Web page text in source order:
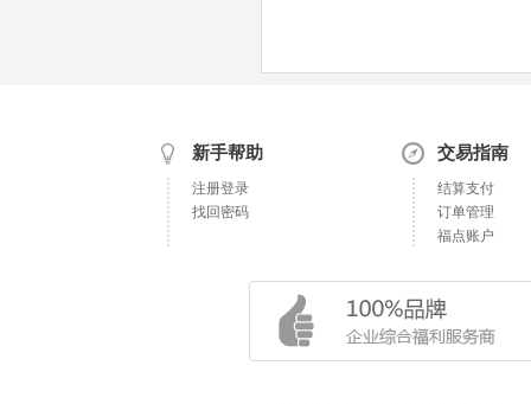
新手帮助
注册登录
找回密码
交易指南
结算支付
订单管理
福点账户